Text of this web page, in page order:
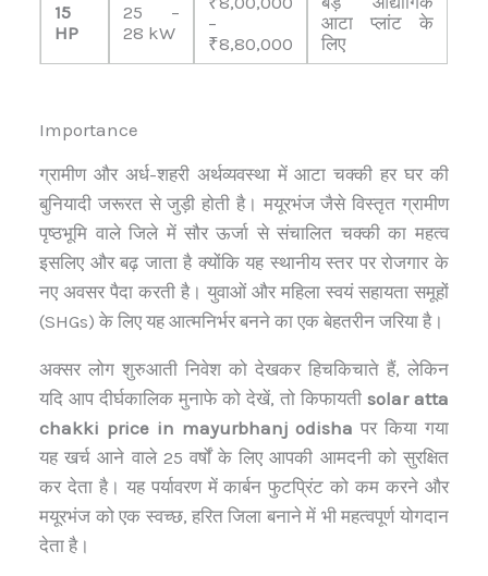
15
HP
25 –
28 kW
–
₹8,80,000
आटा प्लांट के
लिए
Importance
ग्रामीण और अर्ध-शहरी अर्थव्यवस्था में आटा चक्की हर घर की
बुनियादी जरूरत से जुड़ी होती है। मयूरभंज जैसे विस्तृत ग्रामीण
पृष्ठभूमि वाले जिले में सौर ऊर्जा से संचालित चक्की का महत्व
इसलिए और बढ़ जाता है क्योंकि यह स्थानीय स्तर पर रोजगार के
नए अवसर पैदा करती है। युवाओं और महिला स्वयं सहायता समूहों
(SHGs) के लिए यह आत्मनिर्भर बनने का एक बेहतरीन जरिया है।
अक्सर लोग शुरुआती निवेश को देखकर हिचकिचाते हैं, लेकिन
यदि आप दीर्घकालिक मुनाफे को देखें, तो किफायती solar atta
chakki price in mayurbhanj odisha पर किया गया
यह खर्च आने वाले 25 वर्षों के लिए आपकी आमदनी को सुरक्षित
कर देता है। यह पर्यावरण में कार्बन फुटप्रिंट को कम करने और
मयूरभंज को एक स्वच्छ, हरित जिला बनाने में भी महत्वपूर्ण योगदान
देता है।